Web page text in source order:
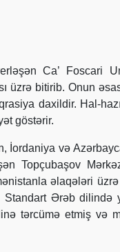
Ca’ Foscari
üzrə bitirib. Onun
daxildir. Hal-
göstərir.
İordaniya və
Topçubaşov
əlaqələri üzrə
Ərəb dilində
tərcümə etmiş və